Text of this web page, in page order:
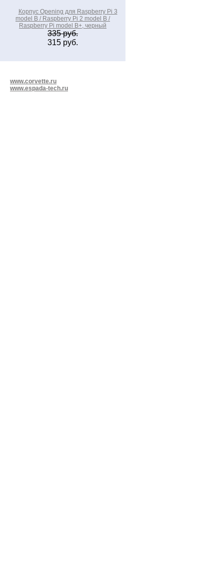
Корпус Opening для Raspberry Pi 3
model B / Raspberry Pi 2 model B /
Raspberry Pi model B+, черный
335 руб.
315 руб.
www.corvette.ru
www.espada-tech.ru